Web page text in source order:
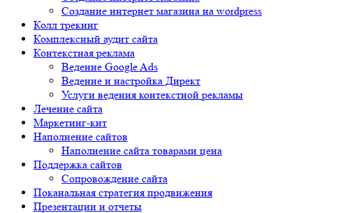
Создание интернет магазина на wordpress
Колл трекинг
Комплексный аудит сайта
Контекстная реклама
Ведение Google Ads
Ведение и настройка Директ
Услуги ведения контекстной рекламы
Лечение сайта
Маркетинг-кит
Наполнение сайтов
Наполнение сайта товарами цена
Поддержка сайтов
Сопровождение сайта
Поканальная стратегия продвижения
Презентации и отчеты